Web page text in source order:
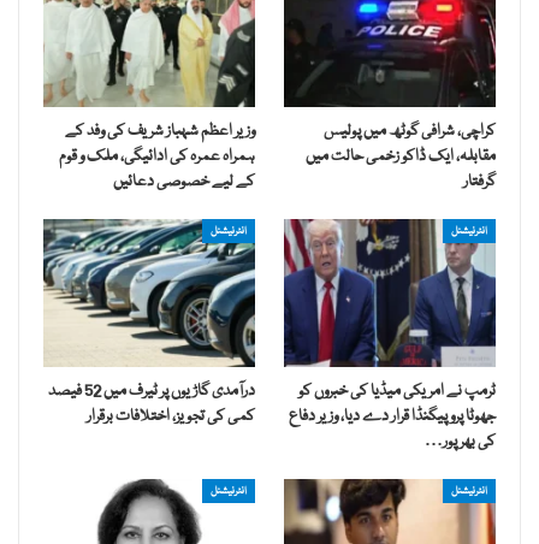
کراچی، شرافی گوٹھ میں پولیس
مقابلہ، ایک ڈاکو زخمی حالت میں
گرفتار
وزیر اعظم شہباز شریف کی وفد کے
ہمراہ عمرہ کی ادائیگی، ملک و قوم
کے لیے خصوصی دعائیں
انٹرنیشنل
ٹرمپ نے امریکی میڈیا کی خبروں کو
جھوٹا پروپیگنڈا قرار دے دیا، وزیر دفاع
کی بھرپور…
انٹرنیشنل
درآمدی گاڑیوں پر ٹیرف میں 52 فیصد
کمی کی تجویز، اختلافات برقرار
انٹرنیشنل انٹرنیشنل